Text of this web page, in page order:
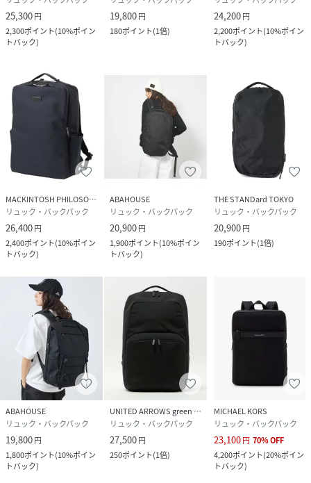
性別タイプ メンズ
素材
BLK ナイロン(CORDURA500) BLK1 ナイロン
(CORDURA1000)
NS0005_52021942018
( 52021942018-8b-3B NS0005
25,300円
2,300ポイント(10%ポイン
トバック)
19,800円
180ポイント(1倍)
24,200円
2,200ポイント(10%ポイン
トバック)
MACKINTOSH PHILOSOPHY
リュック・バックパック
26,400円
2,400ポイント(10%ポイン
トバック)
ABAHOUSE
リュック・バックパック
20,900円
1,900ポイント(10%ポイン
トバック)
THE STANDard TOKYO
リュック・バックパック
20,900円
190ポイント(1倍)
ABAHOUSE
リュック・バックパック
19,800円
1,800ポイント(10%ポイン
トバック)
UNITED ARROWS green label relaxing
リュック・バックパック
27,500円
250ポイント(1倍)
MICHAEL KORS
リュック・バックパック
23,100円 70%OFF
4,200ポイント(20%ポイン
トバック)